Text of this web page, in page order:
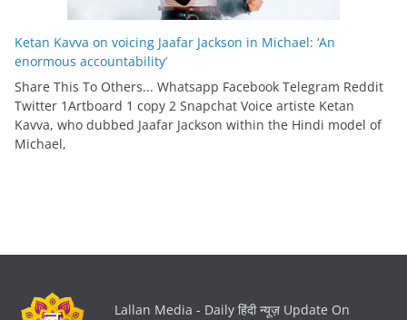
Ketan Kavva on voicing Jaafar Jackson in Michael: ‘An
enormous accountability’
Share This To Others... Whatsapp Facebook Telegram Reddit
Twitter 1Artboard 1 copy 2 Snapchat Voice artiste Ketan
Kavva, who dubbed Jaafar Jackson within the Hindi model of
Michael,
Lallan Media - Daily हिंदी न्यूज़ Update On